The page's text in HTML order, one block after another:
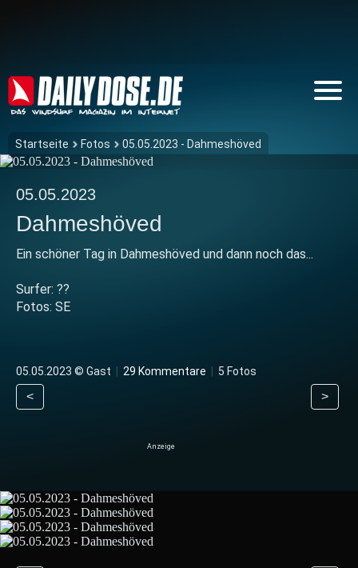
Startseite Fotos 05.05.2023 - Dahmeshöved
05.05.2023
Dahmeshöved
Ein schöner Tag in Dahmeshöved und dann noch das...
Surfer: ??
Fotos: SE
05.05.2023 © Gast 29 Kommentare 5 Fotos
< >